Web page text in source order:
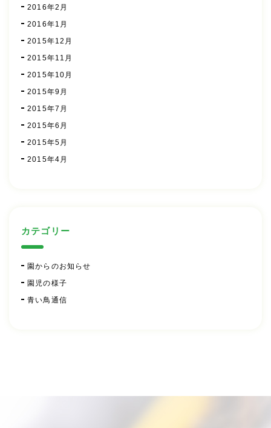
2016年2月
2016年1月
2015年12月
2015年11月
2015年10月
2015年9月
2015年7月
2015年6月
2015年5月
2015年4月
カテゴリー
園からのお知らせ
園児の様子
青い鳥通信